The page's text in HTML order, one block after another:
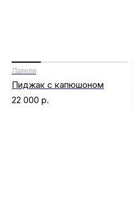
Лалели
Пиджак с капюшоном
22 000 р.